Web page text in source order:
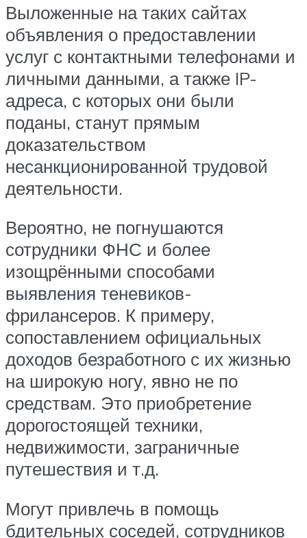
Выложенные на таких сайтах
объявления о предоставлении
услуг с контактными телефонами и
личными данными, а также IP-
адреса, с которых они были
поданы, станут прямым
доказательством
несанкционированной трудовой
деятельности.
Вероятно, не погнушаются
сотрудники ФНС и более
изощрёнными способами
выявления теневиков-
фрилансеров. К примеру,
сопоставлением официальных
доходов безработного с их жизнью
на широкую ногу, явно не по
средствам. Это приобретение
дорогостоящей техники,
недвижимости, заграничные
путешествия и т.д.
Могут привлечь в помощь
бдительных соседей, сотрудников